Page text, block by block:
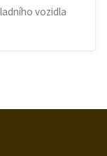
vozidla